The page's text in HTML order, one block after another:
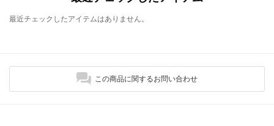
最近チェックしたアイテムはありません。
この商品に関するお問い合わせ